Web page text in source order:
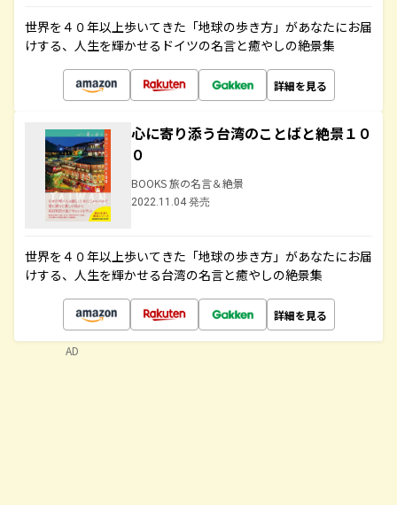
世界を４０年以上歩いてきた「地球の歩き方」があなたにお届
けする、人生を輝かせるドイツの名言と癒やしの絶景集
詳細を見る
心に寄り添う台湾のことばと絶景１０
０
BOOKS 旅の名言＆絶景
2022.11.04 発売
世界を４０年以上歩いてきた「地球の歩き方」があなたにお届
けする、人生を輝かせる台湾の名言と癒やしの絶景集
詳細を見る
AD